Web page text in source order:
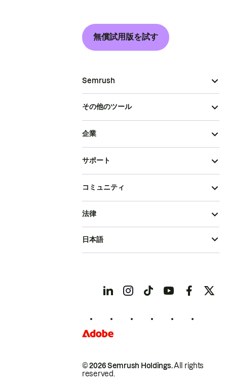
無償試用版を試す
Semrush
その他のツール
企業
サポート
コミュニティ
© 2026 Semrush Holdings.All rights
reserved.
法律
日本語